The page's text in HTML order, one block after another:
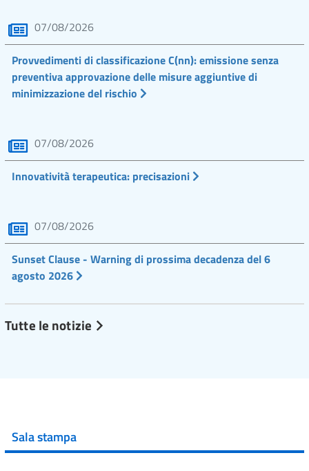
07/08/2026
Provvedimenti di classificazione C(nn): emissione senza
preventiva approvazione delle misure aggiuntive di
minimizzazione del rischio
07/08/2026
Innovatività terapeutica: precisazioni
07/08/2026
Sunset Clause - Warning di prossima decadenza del 6
agosto 2026
Tutte le notizie
Sala stampa